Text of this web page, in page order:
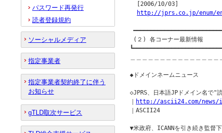
  [2006/10/03]
http://jprs.co.jp/enum/
(２) 各コーナー最新情報
◆ドメインネームニュー
◇JPRS、日本語JPドメイン名で"
http://ascii24.com/news/
｜ASCII24
▼米政府、ICANNを引き続き監督
パスワード再発行
読者登録規約
ソーシャルメディア
指定事業者
指定事業者契約終了に伴う
お知らせ
gTLD取次サービス